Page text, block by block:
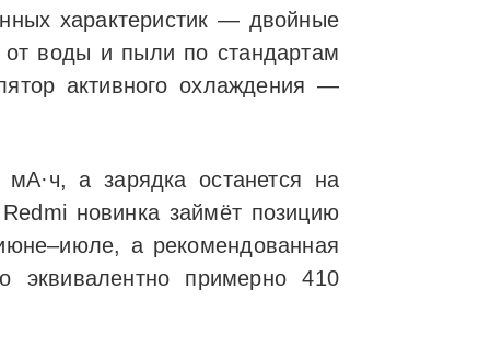
характеристик — двойные
от воды и пыли по стандартам
активного охлаждения —
а зарядка останется на
новинка займёт позицию
а рекомендованная
эквивалентно примерно 410